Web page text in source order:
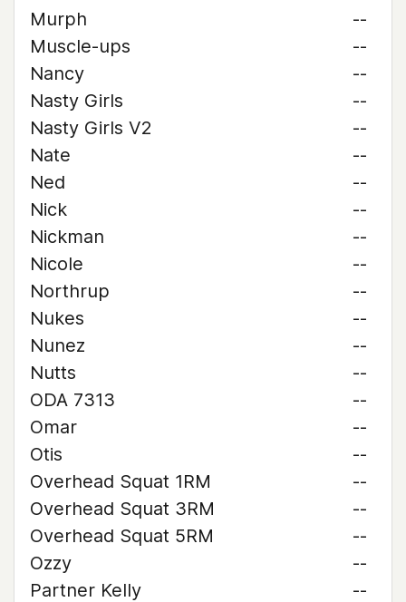
Murph
--
Muscle-ups
--
Nancy
--
Nasty Girls
--
Nasty Girls V2
--
Nate
--
Ned
--
Nick
--
Nickman
--
Nicole
--
Northrup
--
Nukes
--
Nunez
--
Nutts
--
ODA 7313
--
Omar
--
Otis
--
Overhead Squat 1RM
--
Overhead Squat 3RM
--
Overhead Squat 5RM
--
Ozzy
--
Partner Kelly
--